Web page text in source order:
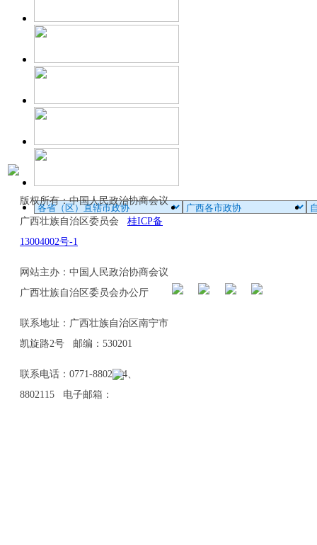
版权所有：中国人民政治协商会议
广西壮族自治区委员会 桂ICP备
13004002号-1
网站主办：中国人民政治协商会议
广西壮族自治区委员会办公厅
联系地址：广西壮族自治区南宁市
凯旋路2号 邮编：530201
联系电话：0771-8802114、
8802115 电子邮箱：